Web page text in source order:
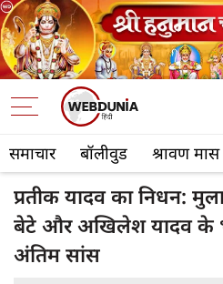
समाचार बॉलीवुड श्रावण
प्रतीक यादव का निधन:
बेटे और अखिलेश यादव के
अंतिम सांस